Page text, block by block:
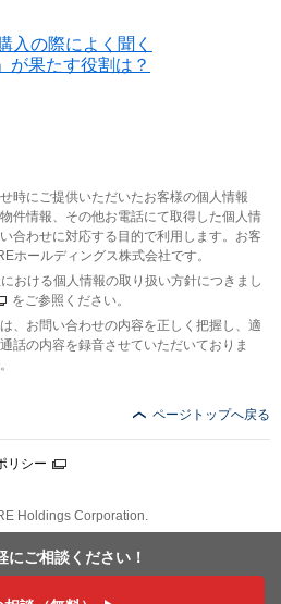
にご相談ください！
入の際によく聞く
が果たす役割は？
時にご提供いただいたお客様の個人情報
件情報、その他お電話にて取得した個人情
合わせに対応する目的で利用します。お客
ホールディングス株式会社です。
おける個人情報の取り扱い方針につきまし
をご参照ください。
、お問い合わせの内容を正しく把握し、適
話の内容を録音させていただいておりま
ページトップへ戻る
リシー
Holdings Corporation.